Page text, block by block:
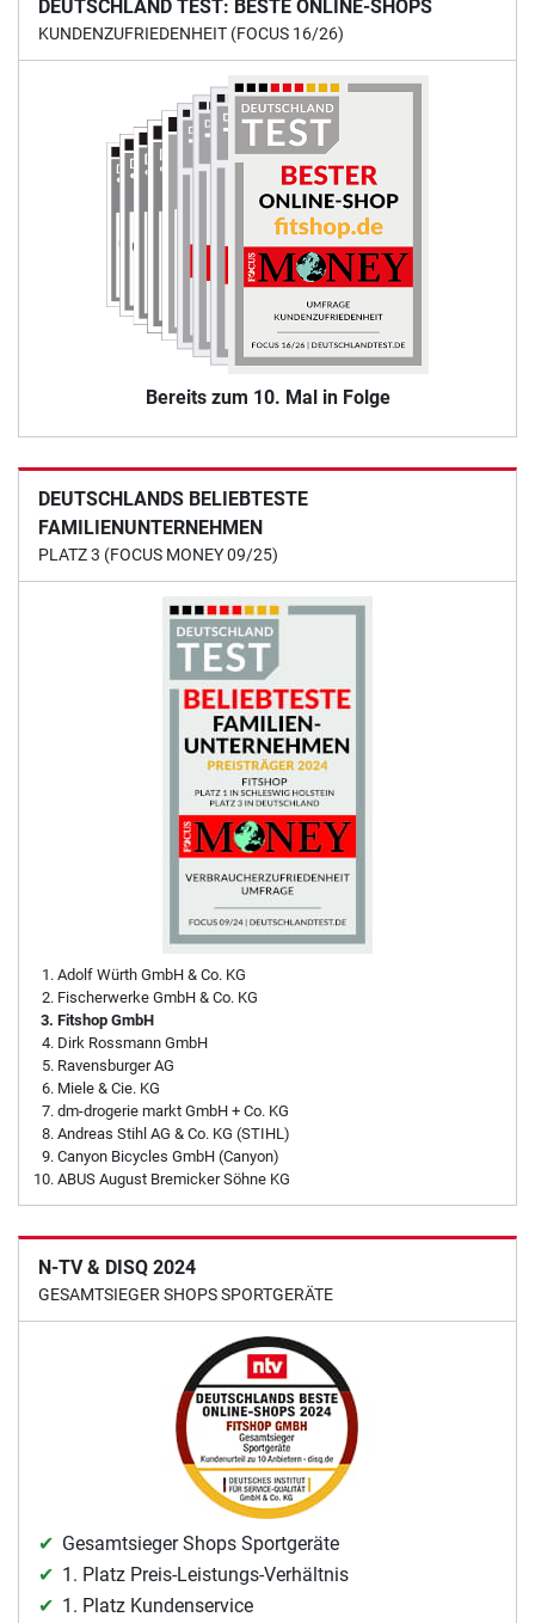
DEUTSCHLAND TEST: BESTE ONLINE-SHOPS
KUNDENZUFRIEDENHEIT (FOCUS 16/26)
Bereits zum 10. Mal in Folge
DEUTSCHLANDS BELIEBTESTE
FAMILIENUNTERNEHMEN
PLATZ 3 (FOCUS MONEY 09/25)
Adolf Würth GmbH & Co. KG
Fischerwerke GmbH & Co. KG
Fitshop GmbH
Dirk Rossmann GmbH
Ravensburger AG
Miele & Cie. KG
dm-drogerie markt GmbH + Co. KG
Andreas Stihl AG & Co. KG (STIHL)
Canyon Bicycles GmbH (Canyon)
ABUS August Bremicker Söhne KG
N-TV & DISQ 2024
GESAMTSIEGER SHOPS SPORTGERÄTE
Gesamtsieger Shops Sportgeräte
1. Platz Preis-Leistungs-Verhältnis
1. Platz Kundenservice